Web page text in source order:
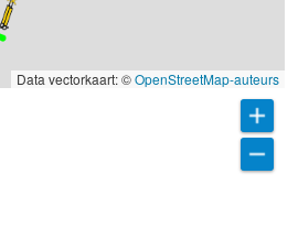
Data vectorkaart: ©OpenStreetMap-auteurs